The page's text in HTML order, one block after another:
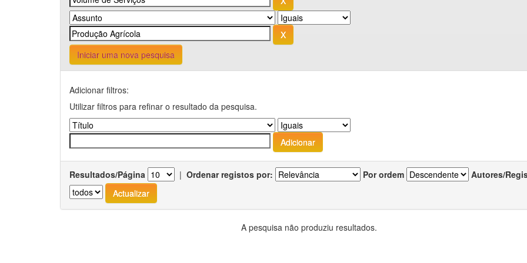
Iniciar uma nova pesquisa
Adicionar filtros:
Utilizar filtros para refinar o resultado da pesquisa.
Resultados/Página | Ordenar registos por: Por ordem Autores/
A pesquisa não produziu resultados.